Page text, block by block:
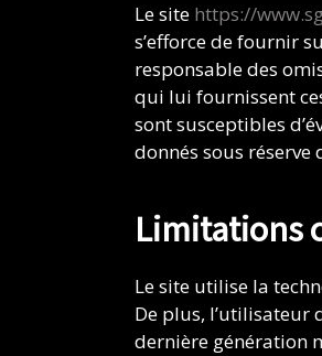
Le site https://
s’efforce de fournir
responsable des
qui lui fournissent
sont susceptibles
donnés sous
Limitations
Le site utilise la
De plus, l’utilisateur
dernière génération